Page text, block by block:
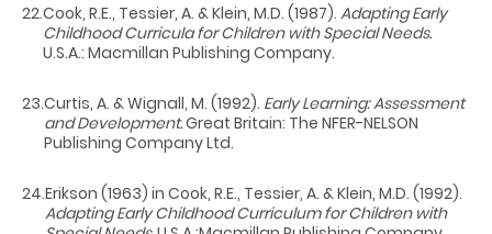
22.Cook, R.E., Tessier, A. & Klein, M.D. (1987). Adapting Early
Childhood Curricula for Children with Special Needs.
U.S.A.: Macmillan Publishing Company.
23.Curtis, A. & Wignall, M. (1992). Early Learning: Assessment
and Development.Great Britain: The NFER-NELSON
Publishing Company Ltd.
24.Erikson (1963) in Cook, R.E., Tessier, A. & Klein, M.D. (1992).
Adapting Early Childhood Curriculum for Children with